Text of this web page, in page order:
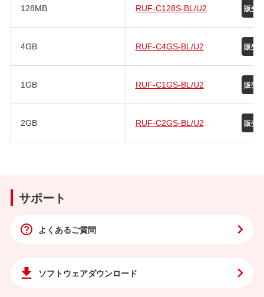
128MB RUF-C128S-BL/U2
4GB RUF-C4GS-BL/U2
1GB RUF-C1GS-BL/U2
2GB RUF-C2GS-BL/U2
サポート
よくあるご質問
ソフトウェアダウンロード